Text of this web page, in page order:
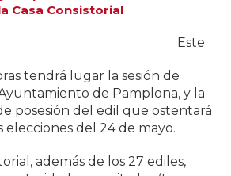
Casa Consistorial
Este
tendrá lugar la sesión de
de Pamplona, y la
posesión del edil que ostentará
elecciones del 24 de mayo.
además de los 27 ediles,